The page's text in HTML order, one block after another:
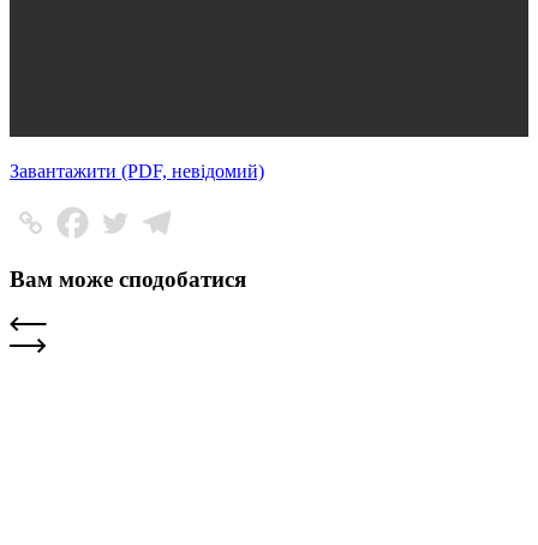
Завантажити (PDF, невідомий)
Вам може сподобатися